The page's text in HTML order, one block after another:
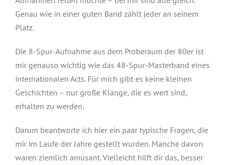
Genau wie in einer guten Band zählt jeder an seinem
Platz.
Die 8-Spur-Aufnahme aus dem Proberaum der 80er ist
mir genauso wichtig wie das 48-Spur-Masterband eines
internationalen Acts. Für mich gibt es keine kleinen
Geschichten – nur große Klänge, die es wert sind,
erhalten zu werden.
Darum beantworte ich hier ein paar typische Fragen, die
mir im Laufe der Jahre gestellt wurden. Manche davon
waren ziemlich amüsant. Vielleicht hilft dir das, besser